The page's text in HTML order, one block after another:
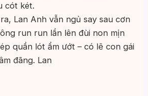
cót két.
Lan Anh vẫn ngủ say sau cơn
run run lần lên đùi non mịn
quần lót ẩm ướt – có lẽ con gái
đãng. Lan